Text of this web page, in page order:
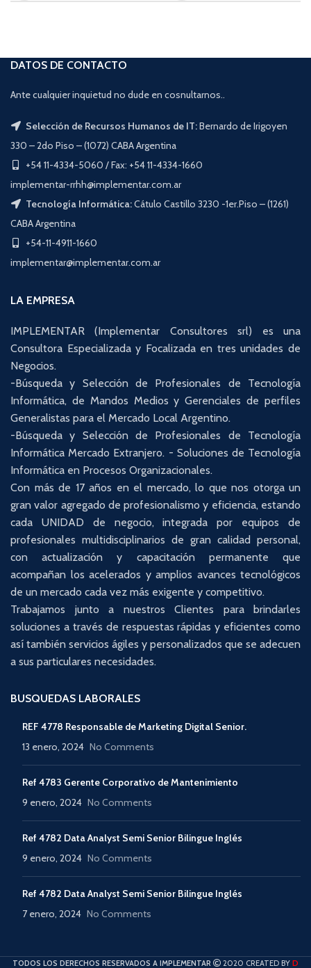
DATOS DE CONTACTO
Ante cualquier inquietud no dude en cosnultarnos..
Selección de Recursos Humanos de IT:Bernardo de Irigoyen
330 – 2do Piso – (1072) CABA Argentina
+54 11-4334-5060 / Fax: +54 11-4334-1660
implementar-rrhh@implementar.com.ar
Tecnología Informática:Cátulo Castillo 3230 -1er.Piso – (1261)
CABA Argentina
+54-11-4911-1660
implementar@implementar.com.ar
LA EMPRESA
IMPLEMENTAR (Implementar Consultores srl) es una
Consultora Especializada y Focalizada en tres unidades de
Negocios.
-Búsqueda y Selección de Profesionales de Tecnología
Informática, de Mandos Medios y Gerenciales de perfiles
Generalistas para el Mercado Local Argentino.
-Búsqueda y Selección de Profesionales de Tecnología
Informática Mercado Extranjero. - Soluciones de Tecnología
Informática en Procesos Organizacionales.
Con más de 17 años en el mercado, lo que nos otorga un
gran valor agregado de profesionalismo y eficiencia, estando
cada UNIDAD de negocio, integrada por equipos de
profesionales multidisciplinarios de gran calidad personal,
con actualización y capacitación permanente que
acompañan los acelerados y amplios avances tecnológicos
de un mercado cada vez más exigente y competitivo.
Trabajamos junto a nuestros Clientes para brindarles
soluciones a través de respuestas rápidas y eficientes como
así también servicios ágiles y personalizados que se adecuen
a sus particulares necesidades.
BUSQUEDAS LABORALES
REF 4778 Responsable de Marketing Digital Senior.
13 enero, 2024 No Comments
Ref 4783 Gerente Corporativo de Mantenimiento
9 enero, 2024 No Comments
Ref 4782 Data Analyst Semi Senior Bilingue Inglés
9 enero, 2024 No Comments
Ref 4782 Data Analyst Semi Senior Bilingue Inglés
7 enero, 2024 No Comments
TODOS LOS DERECHOS RESERVADOS A IMPLEMENTAR 2020 CREATED BY D